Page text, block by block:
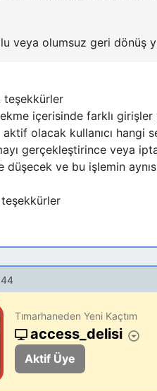
veya olumsuz geri dönüş
teşekkürler
içerisinde farklı
olacak kullanıcı hangi
gerçekleştirince veya
düşecek ve bu işlemin
teşekkürler
Tımarhaneden Yeni Kaçtım
access_delisi
Aktif Üye